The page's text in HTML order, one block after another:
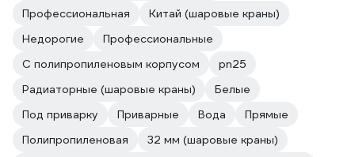
Профессиональная
Китай (шаровые краны)
Недорогие
Профессиональные
С полипропиленовым корпусом
pn25
Радиаторные (шаровые краны)
Белые
Под приварку
Приварные Вода
Прямые
Полипропиленовая
32 мм (шаровые краны)